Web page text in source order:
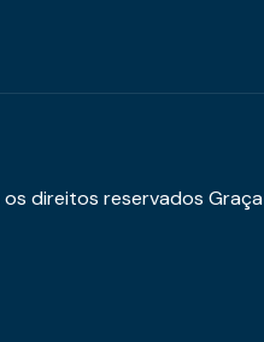
direitos reservados Graça